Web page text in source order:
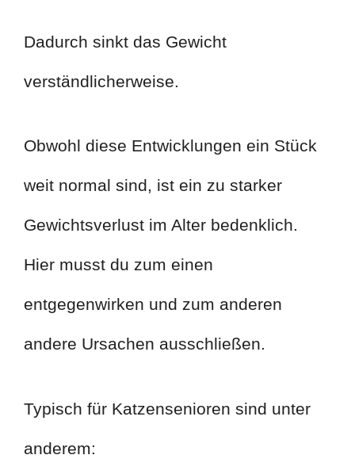
Dadurch sinkt das Gewicht
verständlicherweise.
Obwohl diese Entwicklungen ein Stück
weit normal sind, ist ein zu starker
Gewichtsverlust im Alter bedenklich.
Hier musst du zum einen
entgegenwirken und zum anderen
andere Ursachen ausschließen.
Typisch für Katzensenioren sind unter
anderem: